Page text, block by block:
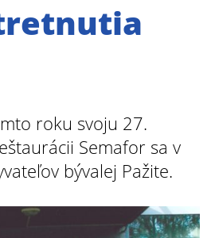
roku svoju 27.
Semafor sa v
bývalej Pažite.